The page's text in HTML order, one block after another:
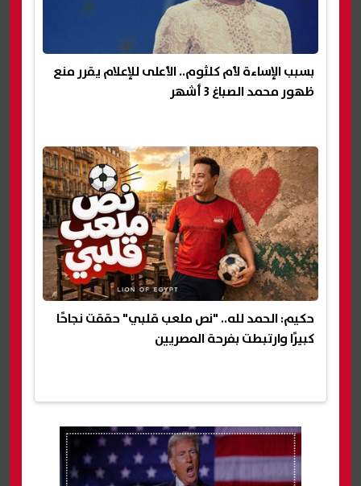
بسبب الإساءة لأم كلثوم.. الأعلى للإعلام يقرر منع
ظهور محمد الصباغ 3 أشهر
حكيم: الحمد لله.. "نص ملعب قلبي" حققت نجاحًا
كبيرًا وارتبطت بفرحة المصريين